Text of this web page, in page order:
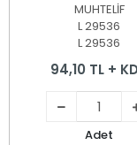
MUHTELİF
L 29536
L 29536
94,10 TL +
Adet